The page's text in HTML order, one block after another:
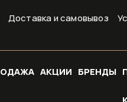
Доставка и самовывоз
АКЦИИ БРЕНДЫ